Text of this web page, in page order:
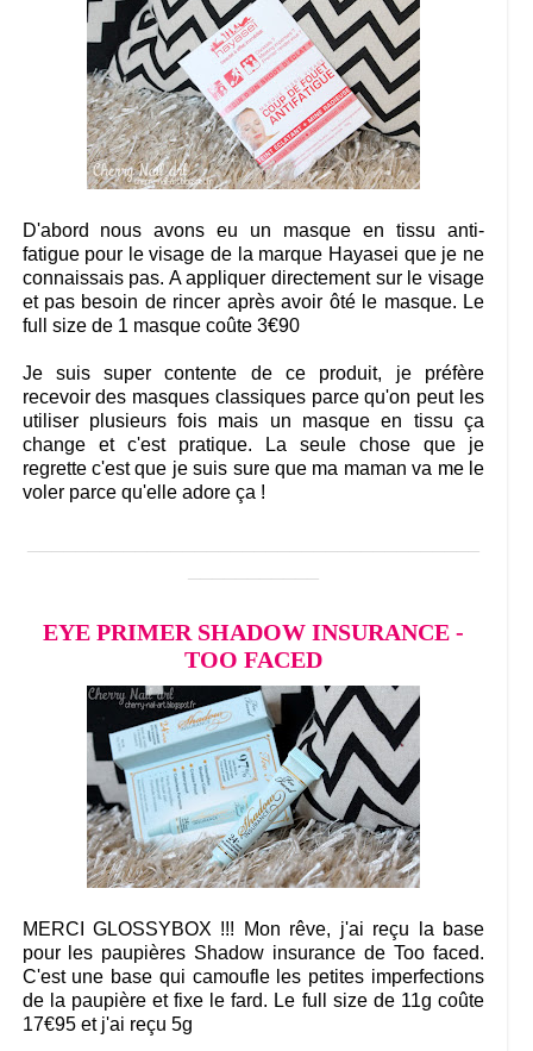
D'abord nous avons eu un masque en tissu anti-
fatigue pour le visage de la marque Hayasei que je ne
connaissais pas. A appliquer directement sur le visage
et pas besoin de rincer après avoir ôté le masque. Le
full size de 1 masque coûte 3€90
Je suis super contente de ce produit, je préfère
recevoir des masques classiques parce qu'on peut les
utiliser plusieurs fois mais un masque en tissu ça
change et c'est pratique. La seule chose que je
regrette c'est que je suis sure que ma maman va me le
voler parce qu'elle adore ça !
EYE PRIMER SHADOW INSURANCE -
TOO FACED
MERCI GLOSSYBOX !!! Mon rêve, j'ai reçu la base
pour les paupières Shadow insurance de Too faced.
C'est une base qui camoufle les petites imperfections
de la paupière et fixe le fard. Le full size de 11g coûte
17€95 et j'ai reçu 5g